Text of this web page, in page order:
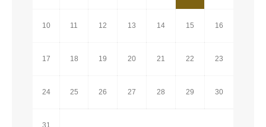
10 11 12 13 14 15 16
17 18 19 20 21 22 23
24 25 26 27 28 29 30
31